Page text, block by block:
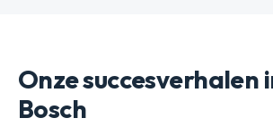
Onze succesverhalen
Bosch